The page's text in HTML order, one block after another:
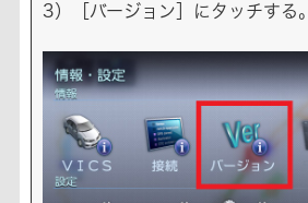
3）［バージョン］にタッチする。